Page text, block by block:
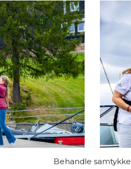
Behandle samtykke